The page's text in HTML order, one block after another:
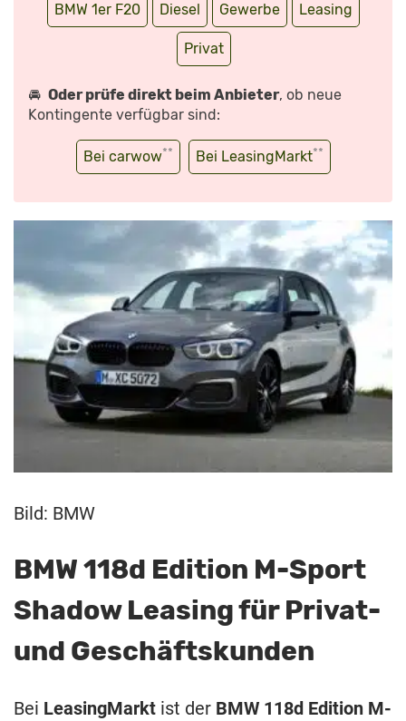
BMW 1er F20 Diesel Gewerbe Leasing
Privat
🚘 Oder prüfe direkt beim Anbieter, ob neue
Kontingente verfügbar sind:
Bei carwow** Bei LeasingMarkt**
Bild: BMW
BMW 118d Edition M-Sport
Shadow Leasing für Privat-
und Geschäftskunden
Bei LeasingMarkt ist der BMW 118d Edition M-